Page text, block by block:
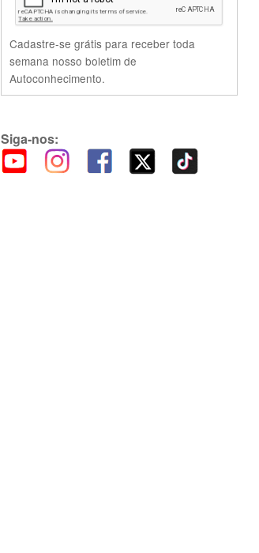
Cadastre-se grátis para receber toda
semana nosso boletim de
Autoconhecimento.
Siga-nos: